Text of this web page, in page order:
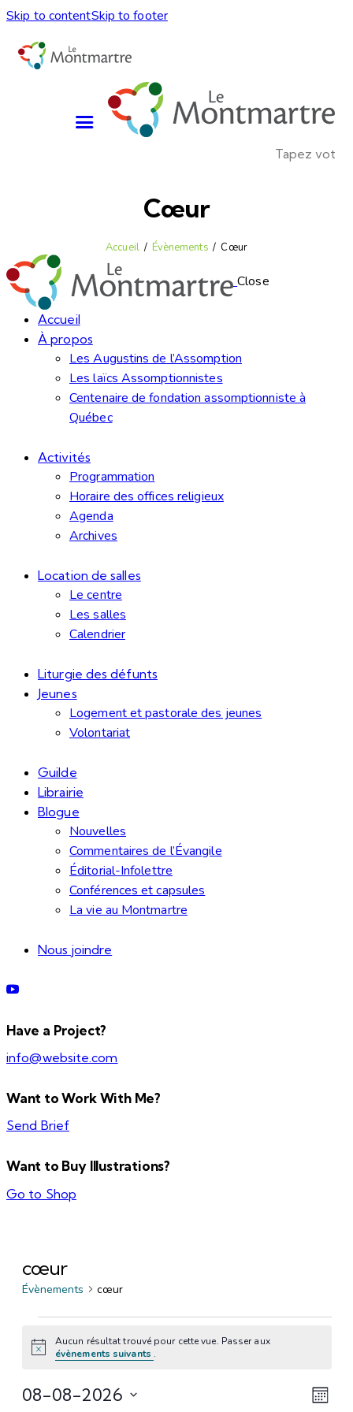
Skip to contentSkip to footer
Cœur
Accueil Évènements Cœur
Close
Accueil
À propos
Les Augustins de l’Assomption
Les laïcs Assomptionnistes
Centenaire de fondation assomptionniste à
Québec
Activités
Programmation
Horaire des offices religieux
Agenda
Archives
Location de salles
Le centre
Les salles
Calendrier
Liturgie des défunts
Jeunes
Logement et pastorale des jeunes
Volontariat
Guilde
Librairie
Blogue
Nouvelles
Commentaires de l’Évangile
Éditorial-Infolettre
Conférences et capsules
La vie au Montmartre
Nous joindre
Have a Project?
info@website.com
Want to Work With Me?
Send Brief
Want to Buy Illustrations?
Go to Shop
cœur
Évènements cœur
Notice
Aucun résultat trouvé pour cette vue. Passer aux
évènements suivants .
Mois
08-08-2026